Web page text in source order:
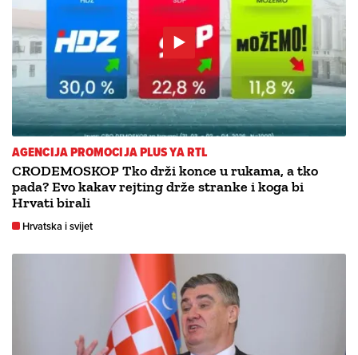
AGENCIJA PROMOCIJA PLUS YA RTL
CRODEMOSKOP Tko drži konce u rukama, a tko
pada? Evo kakav rejting drže stranke i koga bi
Hrvati birali
Hrvatska i svijet